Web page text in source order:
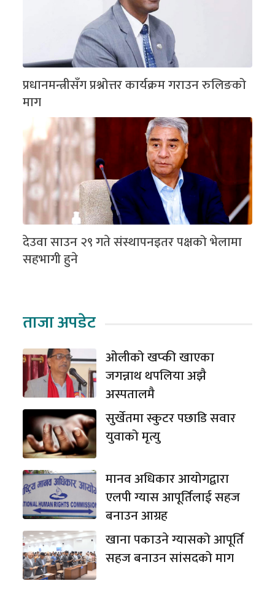
प्रधानमन्त्रीसँग प्रश्नोत्तर कार्यक्रम गराउन रुलिङको
माग
देउवा साउन २९ गते संस्थापनइतर पक्षको भेलामा
सहभागी हुने
ताजा अपडेट
ओलीको खप्की खाएका
जगन्नाथ थपलिया अझै
अस्पतालमै
सुर्खेतमा स्कुटर पछाडि सवार
युवाको मृत्यु
मानव अधिकार आयोगद्वारा
एलपी ग्यास आपूर्तिलाई सहज
बनाउन आग्रह
खाना पकाउने ग्यासको आपूर्ति
सहज बनाउन सांसदको माग